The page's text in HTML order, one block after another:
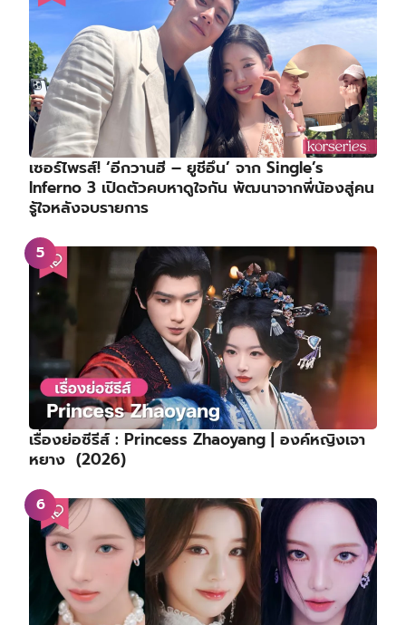
เซอร์ไพรส์! ‘อีกวานฮี – ยูชีอึน’ จาก Single’s
Inferno 3 เปิดตัวคบหาดูใจกัน พัฒนาจากพี่น้องสู่คน
รู้ใจหลังจบรายการ
เรื่องย่อซีรีส์ : Princess Zhaoyang | องค์หญิงเจา
หยาง (2026)